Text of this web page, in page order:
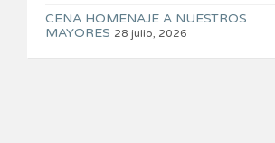
CENA HOMENAJE A NUESTROS
MAYORES 28 julio, 2026